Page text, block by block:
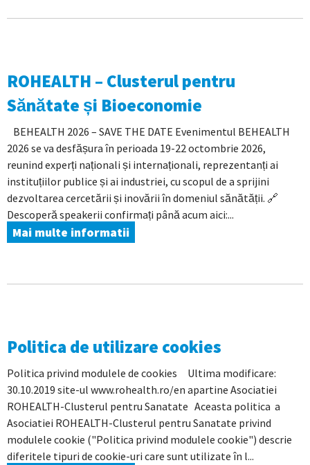
ROHEALTH – Clusterul pentru
Sănătate și Bioeconomie
BEHEALTH 2026 – SAVE THE DATE Evenimentul BEHEALTH
2026 se va desfășura în perioada 19-22 octombrie 2026,
reunind experți naționali și internaționali, reprezentanți ai
instituțiilor publice și ai industriei, cu scopul de a sprijini
dezvoltarea cercetării și inovării în domeniul sănătății. 🔗
Descoperă speakerii confirmați până acum aici:...
Mai multe informatii
Politica de utilizare cookies
Politica privind modulele de cookies Ultima modificare:
30.10.2019 site-ul www.rohealth.ro/en apartine Asociatiei
ROHEALTH-Clusterul pentru Sanatate Aceasta politica a
Asociatiei ROHEALTH-Clusterul pentru Sanatate privind
modulele cookie ("Politica privind modulele cookie") descrie
diferitele tipuri de cookie-uri care sunt utilizate în l...